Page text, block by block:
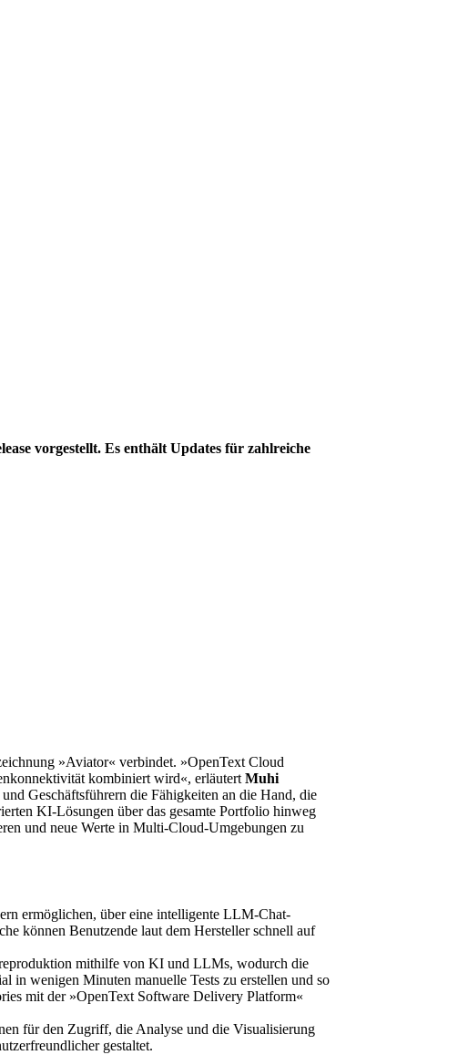
vorgestellt. Es enthält Updates für zahlreiche
»Aviator« verbindet. »OpenText Cloud
kombiniert wird«, erläutertMuhi
Geschäftsführern die Fähigkeiten an die Hand, die
KI-Lösungen über das gesamte Portfolio hinweg
und neue Werte in Multi-Cloud-Umgebungen zu
ermöglichen, über eine intelligente LLM-Chat-
können Benutzende laut dem Hersteller schnell auf
mithilfe von KI und LLMs, wodurch die
in wenigen Minuten manuelle Tests zu erstellen und so
mit der »OpenText Software Delivery Platform«
für den Zugriff, die Analyse und die Visualisierung
gestaltet.